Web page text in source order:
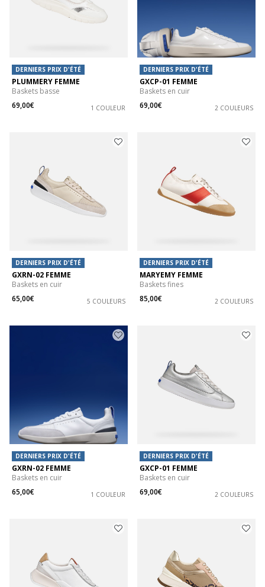
DERNIERS PRIX D'ÉTÉ
PLUMMERY FEMME
Baskets basse
69,00€
1 COULEUR
DERNIERS PRIX D'ÉTÉ
GXCP-01 FEMME
Baskets en cuir
69,00€
2 COULEURS
DERNIERS PRIX D'ÉTÉ
GXRN-02 FEMME
Baskets en cuir
65,00€
5 COULEURS
DERNIERS PRIX D'ÉTÉ
MARYEMY FEMME
Baskets fines
85,00€
2 COULEURS
DERNIERS PRIX D'ÉTÉ
GXRN-02 FEMME
Baskets en cuir
65,00€
1 COULEUR
DERNIERS PRIX D'ÉTÉ
GXCP-01 FEMME
Baskets en cuir
69,00€
2 COULEURS